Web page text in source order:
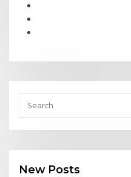
New Posts